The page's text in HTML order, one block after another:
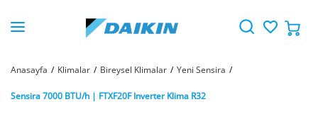
Anasayfa Klimalar Bireysel Klimalar Yeni Sensira
Sensira 7000 BTU/h | FTXF20F Inverter Klima R32